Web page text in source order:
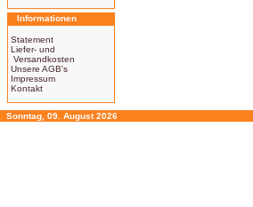
Informationen
Statement
Liefer- und
Versandkosten
Unsere AGB's
Impressum
Kontakt
Sonntag, 09. August 2026